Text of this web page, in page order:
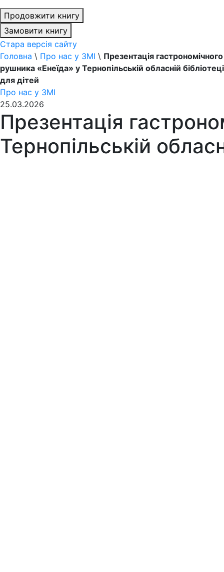
Продовжити книгу
Замовити книгу
Стара версія сайту
Головна \ Про нас у ЗМІ \ Презентація гастрономічного
рушника «Енеїда» у Тернопільській обласній бібліотеці
для дітей
Про нас у ЗМІ
25.03.2026
Презентація
Тернопільській